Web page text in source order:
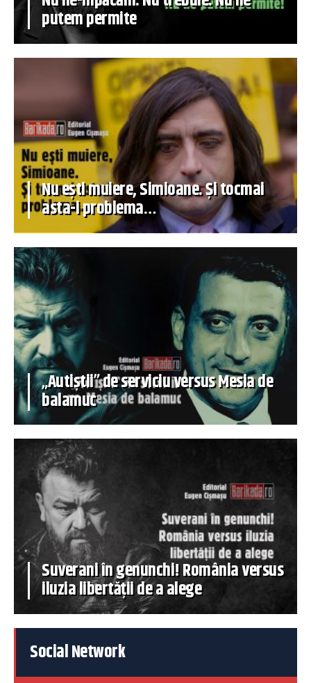
putem permite
Nu ești muiere, Simioane. Și tocmai
asta-i problema…
„Autiștii” de serviciu versus Mesia de
balamuc
Suverani în genunchi! România versus
iluzia libertății de a alege
Social Network